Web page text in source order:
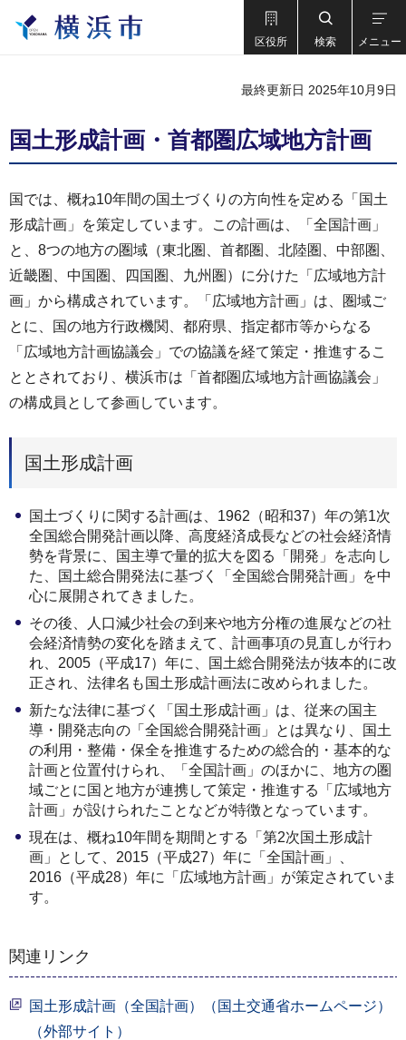
区役所 検索 メニュー
最終更新日 2025年10月9日
国土形成計画・首都圏広域地方計画
国では、概ね10年間の国土づくりの方向性を定める「国土
形成計画」を策定しています。この計画は、「全国計画」
と、8つの地方の圏域（東北圏、首都圏、北陸圏、中部圏、
近畿圏、中国圏、四国圏、九州圏）に分けた「広域地方計
画」から構成されています。「広域地方計画」は、圏域ご
とに、国の地方行政機関、都府県、指定都市等からなる
「広域地方計画協議会」での協議を経て策定・推進するこ
ととされており、横浜市は「首都圏広域地方計画協議会」
の構成員として参画しています。
国土形成計画
国土づくりに関する計画は、1962（昭和37）年の第1次
全国総合開発計画以降、高度経済成長などの社会経済情
勢を背景に、国主導で量的拡大を図る「開発」を志向し
た、国土総合開発法に基づく「全国総合開発計画」を中
心に展開されてきました。
その後、人口減少社会の到来や地方分権の進展などの社
会経済情勢の変化を踏まえて、計画事項の見直しが行わ
れ、2005（平成17）年に、国土総合開発法が抜本的に改
正され、法律名も国土形成計画法に改められました。
新たな法律に基づく「国土形成計画」は、従来の国主
導・開発志向の「全国総合開発計画」とは異なり、国土
の利用・整備・保全を推進するための総合的・基本的な
計画と位置付けられ、「全国計画」のほかに、地方の圏
域ごとに国と地方が連携して策定・推進する「広域地方
計画」が設けられたことなどが特徴となっています。
現在は、概ね10年間を期間とする「第2次国土形成計
画」として、2015（平成27）年に「全国計画」、
2016（平成28）年に「広域地方計画」が策定されていま
す。
関連リンク
国土形成計画（全国計画）（国土交通省ホームページ）
（外部サイト）